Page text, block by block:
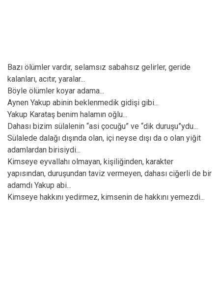
Bazı ölümler vardır, selamsız sabahsız gelirler, geride
kalanları, acıtır, yaralar...
Böyle ölümler koyar adama...
Aynen Yakup abinin beklenmedik gidişi gibi...
Yakup Karataş benim halamın oğlu...
Dahası bizim sülalenin “asi çocuğu” ve “dik duruşu”ydu...
Sülalede dalağı dışında olan, içi neyse dışı da o olan yiğit
adamlardan birisiydi...
Kimseye eyvallahı olmayan, kişiliğinden, karakter
yapısından, duruşundan taviz vermeyen, dahası ciğerli de bir
adamdı Yakup abi...
Kimseye hakkını yedirmez, kimsenin de hakkını yemezdi...